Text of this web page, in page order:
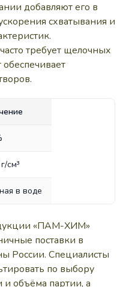
добавляют его в
схватывания и
требует щелочных
см³
в воде
«ПАМ-ХИМ»
поставки в
России. Специалисты
по выбору
объёма партии, а